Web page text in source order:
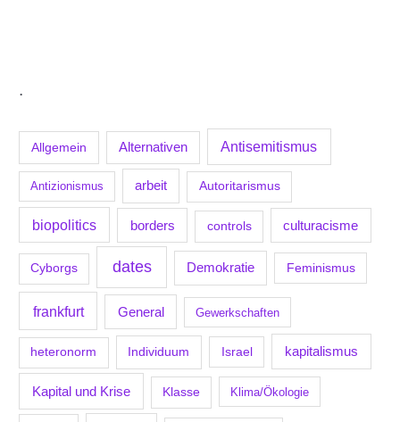
.
Allgemein Alternativen Antisemitismus
Antizionismus arbeit Autoritarismus
biopolitics borders controls culturacisme
Cyborgs dates Demokratie Feminismus
frankfurt General Gewerkschaften
heteronorm Individuum Israel kapitalismus
Kapital und Krise Klasse Klima/Ökologie